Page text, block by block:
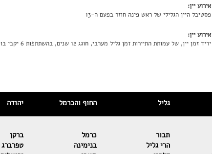
אירוע יין:
פסטיבל היין הגלילי של ראש פינה חוזר בפעם ה-13
אירוע יין:
יריד זמן יין, של עמותת התיירות זמן גליל מערבי, חוגג 12 שנים, בהשתתפות 6 יקבי בוטיק גליליים
גליל
תבור
הרי גליל
החוף והכרמל
כרמל
בנימינה
יהודה
ברקן
טפרברג